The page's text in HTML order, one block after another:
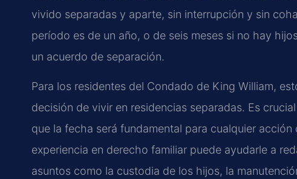
vivido separadas y aparte, sin interrupción y sin
período es de un año, o de seis meses si no hay
un acuerdo de separación.
Para los residentes del Condado de King William,
decisión de vivir en residencias separadas. Es
que la fecha será fundamental para cualquier
experiencia en derecho familiar puede ayudarle a
asuntos como la custodia de los hijos, la